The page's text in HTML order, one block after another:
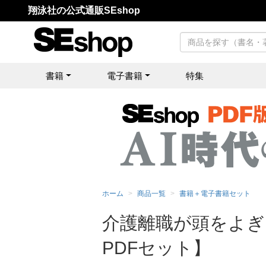
翔泳社の公式通販SEshop
書籍 電子書籍 特集
ホーム 商品一覧 書籍＋電子書籍セット
介護離職が頭をよ
PDFセット】